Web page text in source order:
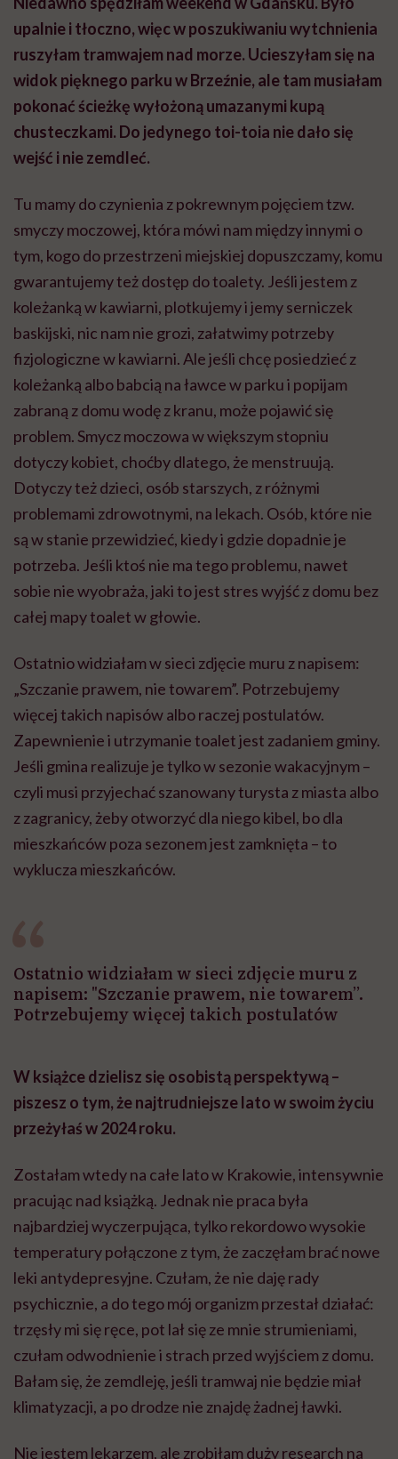
upalnie i tłoczno, więc w poszukiwaniu wytchnienia
ruszyłam tramwajem nad morze. Ucieszyłam się na
widok pięknego parku w Brzeźnie, ale tam musiałam
pokonać ścieżkę wyłożoną umazanymi kupą
chusteczkami. Do jedynego toi-toia nie dało się
wejść i nie zemdleć.
Tu mamy do czynienia z pokrewnym pojęciem tzw.
smyczy moczowej, która mówi nam między innymi o
tym, kogo do przestrzeni miejskiej dopuszczamy, komu
gwarantujemy też dostęp do toalety. Jeśli jestem z
koleżanką w kawiarni, plotkujemy i jemy serniczek
baskijski, nic nam nie grozi, załatwimy potrzeby
fizjologiczne w kawiarni. Ale jeśli chcę posiedzieć z
koleżanką albo babcią na ławce w parku i popijam
zabraną z domu wodę z kranu, może pojawić się
problem. Smycz moczowa w większym stopniu
dotyczy kobiet, choćby dlatego, że menstruują.
Dotyczy też dzieci, osób starszych, z różnymi
problemami zdrowotnymi, na lekach. Osób, które nie
są w stanie przewidzieć, kiedy i gdzie dopadnie je
potrzeba. Jeśli ktoś nie ma tego problemu, nawet
sobie nie wyobraża, jaki to jest stres wyjść z domu bez
całej mapy toalet w głowie.
Ostatnio widziałam w sieci zdjęcie muru z napisem:
„Szczanie prawem, nie towarem”. Potrzebujemy
więcej takich napisów albo raczej postulatów.
Zapewnienie i utrzymanie toalet jest zadaniem gminy.
Jeśli gmina realizuje je tylko w sezonie wakacyjnym –
czyli musi przyjechać szanowany turysta z miasta albo
z zagranicy, żeby otworzyć dla niego kibel, bo dla
mieszkańców poza sezonem jest zamknięta – to
wyklucza mieszkańców.
Ostatnio widziałam w sieci zdjęcie muru z
napisem: "Szczanie prawem, nie towarem”.
Potrzebujemy więcej takich postulatów
W książce dzielisz się osobistą perspektywą –
piszesz o tym, że najtrudniejsze lato w swoim życiu
przeżyłaś w 2024 roku.
Zostałam wtedy na całe lato w Krakowie, intensywnie
pracując nad książką. Jednak nie praca była
najbardziej wyczerpująca, tylko rekordowo wysokie
temperatury połączone z tym, że zaczęłam brać nowe
leki antydepresyjne. Czułam, że nie daję rady
psychicznie, a do tego mój organizm przestał działać:
trzęsły mi się ręce, pot lał się ze mnie strumieniami,
czułam odwodnienie i strach przed wyjściem z domu.
Bałam się, że zemdleję, jeśli tramwaj nie będzie miał
klimatyzacji, a po drodze nie znajdę żadnej ławki.
Nie jestem lekarzem, ale zrobiłam duży research na